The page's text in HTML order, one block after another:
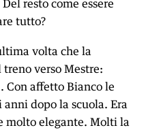
resto come essere
tutto?
volta che la
verso Mestre:
Con affetto Bianco le
anni dopo la scuola. Era
molto elegante. Molti la